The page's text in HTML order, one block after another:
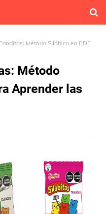
Método Silábico en PDF
Método
Aprender las